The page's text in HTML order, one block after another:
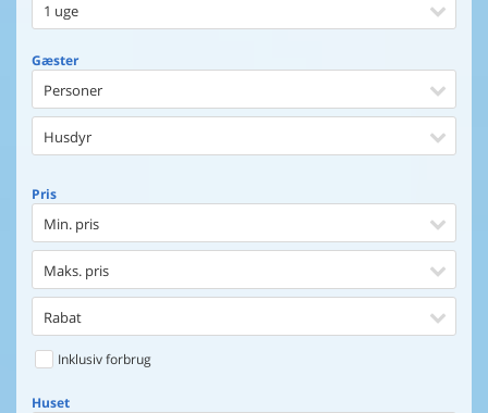
1 uge
Gæster
Personer
Husdyr
Pris
Min. pris
Maks. pris
Rabat
Inklusiv forbrug
Huset